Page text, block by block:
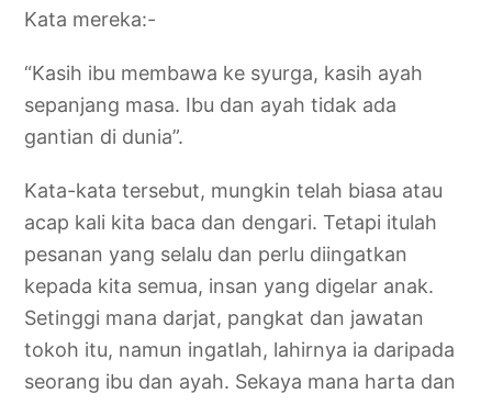
Kata mereka:-
“Kasih ibu membawa ke syurga, kasih ayah
sepanjang masa. Ibu dan ayah tidak ada
gantian di dunia”.
Kata-kata tersebut, mungkin telah biasa atau
acap kali kita baca dan dengari. Tetapi itulah
pesanan yang selalu dan perlu diingatkan
kepada kita semua, insan yang digelar anak.
Setinggi mana darjat, pangkat dan jawatan
tokoh itu, namun ingatlah, lahirnya ia daripada
seorang ibu dan ayah. Sekaya mana harta dan